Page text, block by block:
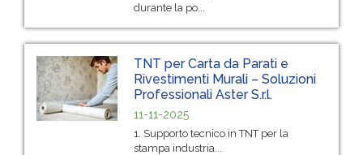
durante la po...
TNT per Carta da Parati e
Rivestimenti Murali – Soluzioni
Professionali Aster S.r.l.
11-11-2025
1. Supporto tecnico in TNT per la
stampa industria...